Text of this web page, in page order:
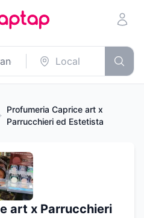
Profumeria Caprice art x
Parrucchieri ed Estetista
art x Parrucchieri